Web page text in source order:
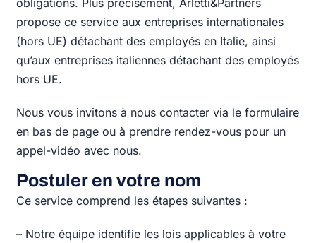
propose ce service aux entreprises internationales
(hors UE) détachant des employés en Italie, ainsi
qu’aux entreprises italiennes détachant des employés
hors UE.
Nous vous invitons à nous contacter via le formulaire
en bas de page ou à prendre rendez-vous pour un
appel-vidéo avec nous.
Postuler en votre nom
Ce service comprend les étapes suivantes :
– Notre équipe identifie les lois applicables à votre